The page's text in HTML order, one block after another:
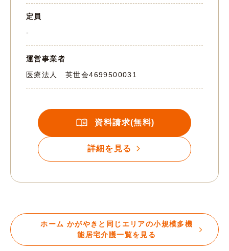
定員
-
運営事業者
医療法人 英世会4699500031
資料請求(無料)
詳細を見る
ホーム かがやきと同じエリアの小規模多機
能居宅介護一覧を見る